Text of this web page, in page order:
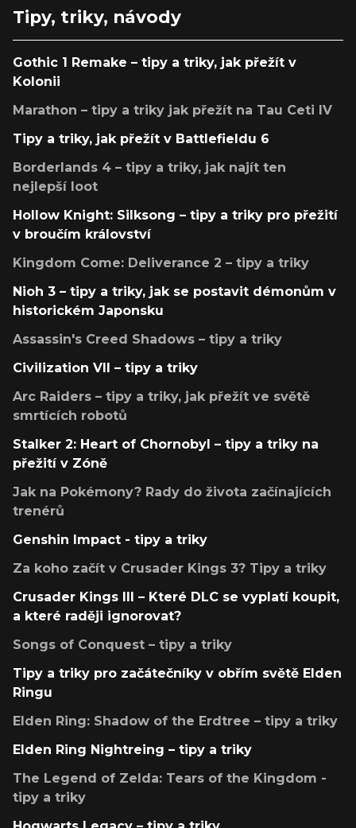
Tipy, triky, návody
Gothic 1 Remake – tipy a triky, jak přežít v
Kolonii
Marathon – tipy a triky jak přežít na Tau Ceti IV
Tipy a triky, jak přežít v Battlefieldu 6
Borderlands 4 – tipy a triky, jak najít ten
nejlepší loot
Hollow Knight: Silksong – tipy a triky pro přežití
v broučím království
Kingdom Come: Deliverance 2 – tipy a triky
Nioh 3 – tipy a triky, jak se postavit démonům v
historickém Japonsku
Assassin's Creed Shadows – tipy a triky
Civilization VII – tipy a triky
Arc Raiders – tipy a triky, jak přežít ve světě
smrtících robotů
Stalker 2: Heart of Chornobyl – tipy a triky na
přežití v Zóně
Jak na Pokémony? Rady do života začínajících
trenérů
Genshin Impact - tipy a triky
Za koho začít v Crusader Kings 3? Tipy a triky
Crusader Kings III – Které DLC se vyplatí koupit,
a které raději ignorovat?
Songs of Conquest – tipy a triky
Tipy a triky pro začátečníky v obřím světě Elden
Ringu
Elden Ring: Shadow of the Erdtree – tipy a triky
Elden Ring Nightreing – tipy a triky
The Legend of Zelda: Tears of the Kingdom -
tipy a triky